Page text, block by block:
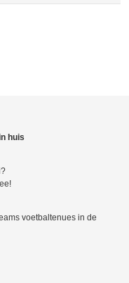
huis
voetbaltenues in de